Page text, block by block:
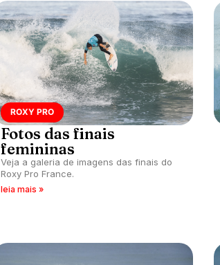
ROXY PRO
Fotos das finais
femininas
Veja a galeria de imagens das finais do
Roxy Pro France.
leia mais »